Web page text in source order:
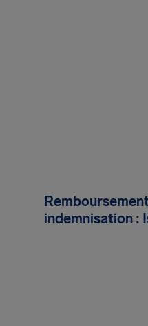
indemnisation :